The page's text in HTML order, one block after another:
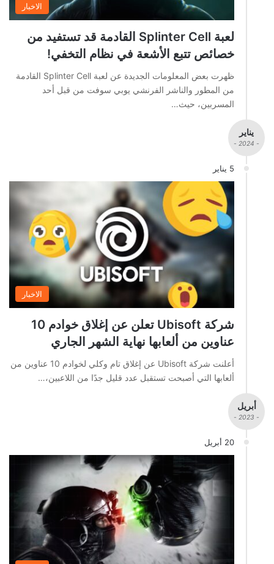
الاخبار
لعبة Splinter Cell القادمة قد تستفيد من
خصائص تتبع الأشعة في نظام التخفي!
ظهرت بعض المعلومات الجديدة عن لعبة Splinter Cell القادمة
من المطور والناشر الفرنشي يوبي سوفت من قبل أحد
المسربين، حيث…
يناير
- 2024 -
5 يناير
الاخبار
شركة Ubisoft تعلن عن إغلاق خوادم 10
عناوين من ألعابها نهاية الشهر الجاري
أعلنت شركة Ubisoft عن إغلاق تام وكلي لخوادم 10 عناوين من
ألعابها التي أصبحت تستقبل عدد قليل جدًا من اللاعبين،…
أبريل
- 2023 -
20 أبريل